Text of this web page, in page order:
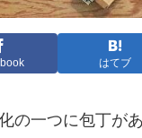
はてブ
の一つに包丁があ